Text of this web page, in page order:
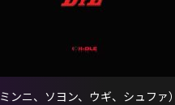
ンニ、ソヨン、ウギ、シュファ